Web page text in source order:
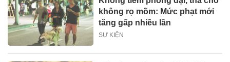
không rọ mõm: Mức phạt mới
tăng gấp nhiều lần
SỰ KIỆN